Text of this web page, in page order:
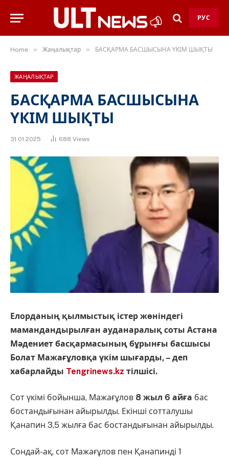
РУС
Home » Жаңалықтар » БАСҚАРМА БАСШЫСЫНА ҮКІМ ШЫҚТЫ
ЖАҢАЛЫҚТАР
БАСҚАРМА БАСШЫСЫНА
ҮКІМ ШЫҚТЫ
31.01.2025 688 Views
Елорданың қылмыстық істер жөніндегі
мамандандырылған ауданаралық соты Астана
Мәдениет басқармасының бұрынғы басшысы
Болат Мажағұловқа үкім шығарды, – деп
хабарлайды Tengrinews.kz тілшісі.
Сот үкімі бойынша, Мажағұлов 8 жыл 6 айға бас
бостандығынан айырылды. Екінші сотталушы
Қанапин 3,5 жылға бас бостандығынан айырылды.
Сондай-ақ, сот Мажағұлов пен Қанапинді 1